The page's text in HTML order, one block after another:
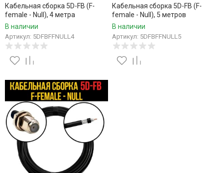
Кабельная сборка 5D-FB (F-
female - Null), 4 метра
В наличии
Артикул: 5DFBFFNULL4
Кабельная сборка 5D-FB (F-
female - Null), 5 метров
В наличии
Артикул: 5DFBFFNULL5